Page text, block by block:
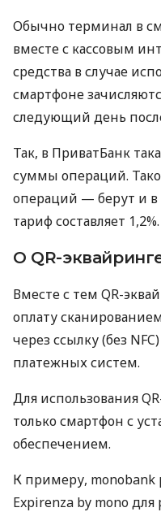
Обычно терминал в
вместе с кассовым
средства в случае
смартфоне
следующий день
Так, в ПриватБанк
суммы операций.
операций — берут и в
тариф составляет 1,2%.
О QR-
Вместе с тем QR-
оплату
через ссылку (без
платежных систем.
Для использования
только смартфон с
обеспечением.
К примеру, monobank
Expirenza by mono